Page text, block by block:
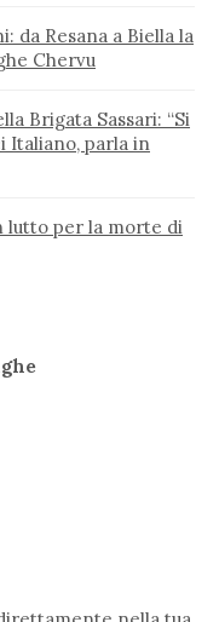
da Resana a Biella la
Chervu
Brigata Sassari: “Si
Italiano, parla in
lutto per la morte di